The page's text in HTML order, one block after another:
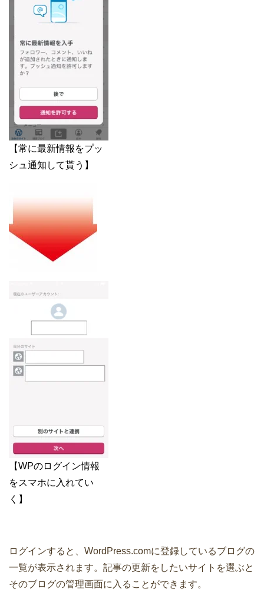
【常に最新情報をプッ
シュ通知して貰う】
【WPのログイン情報
をスマホに入れてい
く】
ログインすると、WordPress.comに登録しているブログの
一覧が表示されます。記事の更新をしたいサイトを選ぶと
そのブログの管理画面に入ることができます。